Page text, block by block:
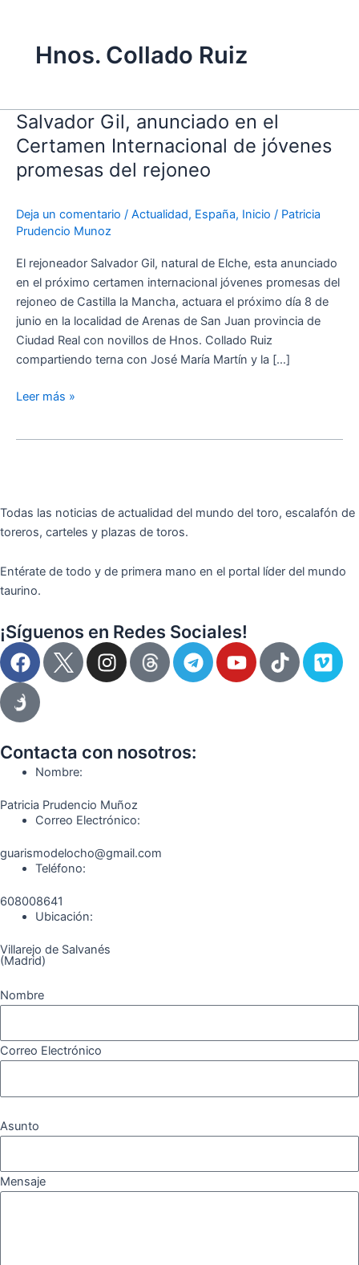
Hnos. Collado Ruiz
Salvador Gil, anunciado en el
Certamen Internacional de jóvenes
promesas del rejoneo
Deja un comentario / Actualidad, España, Inicio / Patricia
Prudencio Munoz
El rejoneador Salvador Gil, natural de Elche, esta anunciado
en el próximo certamen internacional jóvenes promesas del
rejoneo de Castilla la Mancha, actuara el próximo día 8 de
junio en la localidad de Arenas de San Juan provincia de
Ciudad Real con novillos de Hnos. Collado Ruiz
compartiendo terna con José María Martín y la […]
Salvador
Gil,
anunciado
en
Certamen
Internacional
jóvenes
promesas
del
rejoneo
Leer más »
Todas las noticias de actualidad del mundo del toro, escalafón de
toreros, carteles y plazas de toros.
Entérate de todo y de primera mano en el portal líder del mundo
taurino.
¡Síguenos en Redes Sociales!
F
a
c
e
o
o
I
n
g
m
T
e
r
Y
o
T
i
V
i
Contacta con nosotros:
Nombre:
Patricia Prudencio Muñoz
Correo Electrónico:
guarismodelocho@gmail.com
Teléfono:
608008641
Ubicación:
Villarejo de Salvanés
(Madrid)
Nombre
Correo Electrónico
Asunto
Mensaje